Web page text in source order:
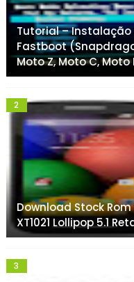
Tutorial – Instalação
Fastboot
Moto Z, Moto C,
Download Stock Rom
XT1021 Lollipop 5.1